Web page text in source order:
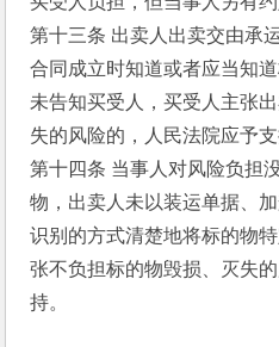
第十三条 出卖人出卖交由承
合同成立时知道或者应当知
未告知买受人，买受人主张
失的风险的，人民法院应予支
第十四条 当事人对风险负担
物，出卖人未以装运单据、
识别的方式清楚地将标的物
张不负担标的物毁损、灭失
持。